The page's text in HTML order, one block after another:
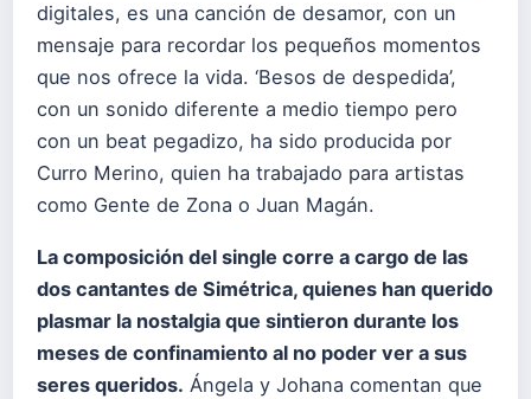
digitales, es una canción de desamor, con un
mensaje para recordar los pequeños momentos
que nos ofrece la vida. ‘Besos de despedida’,
con un sonido diferente a medio tiempo pero
con un beat pegadizo, ha sido producida por
Curro Merino, quien ha trabajado para artistas
como Gente de Zona o Juan Magán.
La composición del single corre a cargo de las
dos cantantes de Simétrica, quienes han querido
plasmar la nostalgia que sintieron durante los
meses de confinamiento al no poder ver a sus
seres queridos. Ángela y Johana comentan que